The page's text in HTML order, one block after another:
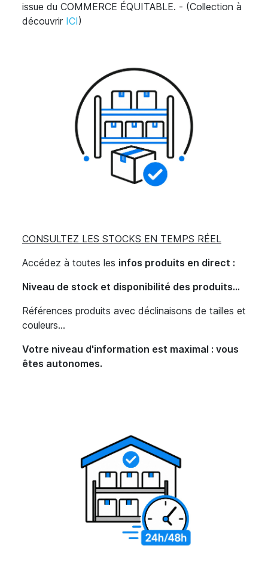
issue du COMMERCE ÉQUITABLE. - (Collection à
découvrir ICI)
CONSULTEZ LES STOCKS EN TEMPS RÉEL
Accédez à toutes les infos produits en direct :
Niveau de stock et disponibilité des produits...
Références produits avec déclinaisons de tailles et
couleurs...
Votre niveau d'information est maximal : vous
êtes autonomes.